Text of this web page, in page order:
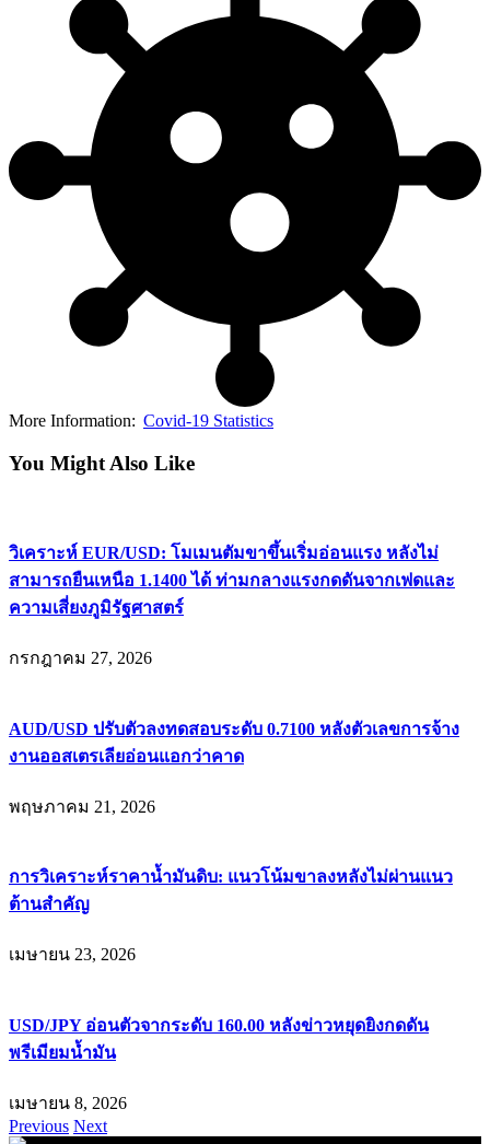
More Information: Covid-19 Statistics
You Might Also Like
วิเคราะห์ EUR/USD: โมเมนตัมขาขึ้นเริ่มอ่อนแรง หลังไม่
สามารถยืนเหนือ 1.1400 ได้ ท่ามกลางแรงกดดันจากเฟดและ
ความเสี่ยงภูมิรัฐศาสตร์
กรกฎาคม 27, 2026
AUD/USD ปรับตัวลงทดสอบระดับ 0.7100 หลังตัวเลขการจ้าง
งานออสเตรเลียอ่อนแอกว่าคาด
พฤษภาคม 21, 2026
การวิเคราะห์ราคาน้ำมันดิบ: แนวโน้มขาลงหลังไม่ผ่านแนว
ต้านสำคัญ
เมษายน 23, 2026
USD/JPY อ่อนตัวจากระดับ 160.00 หลังข่าวหยุดยิงกดดัน
พรีเมียมน้ำมัน
เมษายน 8, 2026
Previous Next